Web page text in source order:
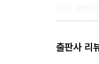
“하지만 손
출판사 리